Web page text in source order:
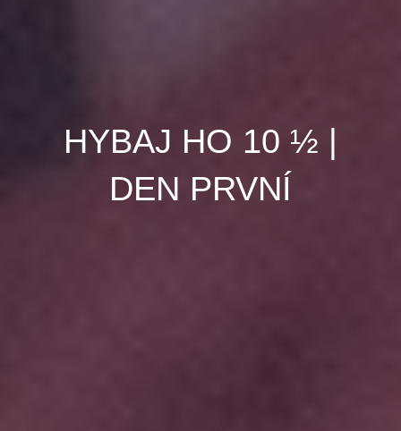
HYBAJ HO 10 ½ |
DEN PRVNÍ